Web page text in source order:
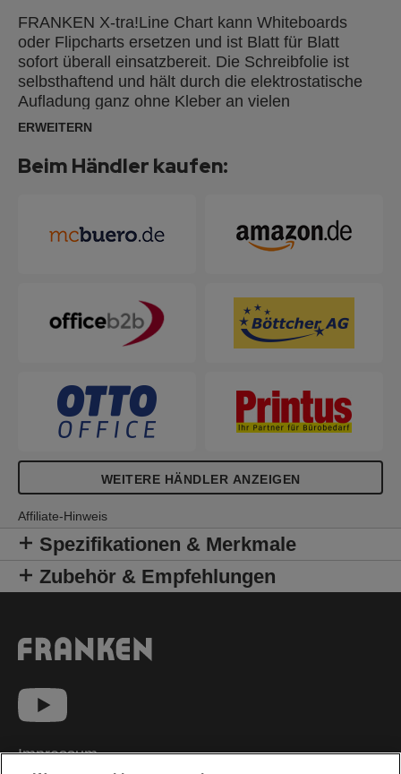
FRANKEN X-tra!Line Chart kann Whiteboards
oder Flipcharts ersetzen und ist Blatt für Blatt
sofort überall einsatzbereit. Die Schreibfolie ist
selbsthaftend und hält durch die elektrostatische
Aufladung ganz ohne Kleber an vielen
Oberflächen.
ERWEITERN
Beim Händler kaufen:
WEITERE HÄNDLER ANZEIGEN
Affiliate-Hinweis
Spezifikationen & Merkmale
Zubehör & Empfehlungen
Impressum